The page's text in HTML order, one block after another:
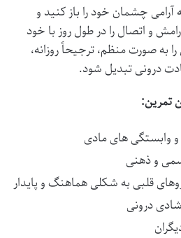
آرامی چشمان خود را باز کنید و
و اتصال را در طول روز با خود
به صورت منظم، ترجیحاً روزانه،
درونی تبدیل شود.
تمرین:
وابستگی های مادی
و ذهنی
قلبی به شکلی هماهنگ و پایدار
درونی